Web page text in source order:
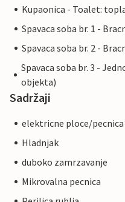
Kupaonica - Toalet:
Spavaca soba br. 1 -
Spavaca soba br. 2 -
Spavaca soba br. 3 -
objekta)
Sadržaji
elektricne ploce/pecnica
Hladnjak
duboko zamrzavanje
Mikrovalna pecnica